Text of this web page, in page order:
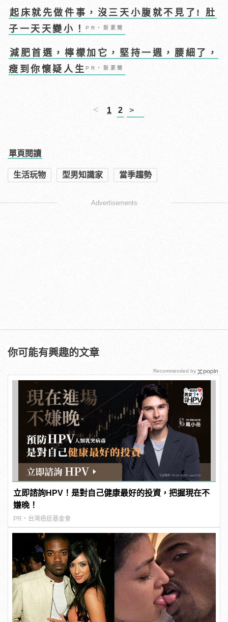
起床就先做件事，沒三天小腹就不見了! 肚
子一天天變小！PR・新素簡
減肥首選，檸檬加它，堅持一週，腰細了，
瘦到你懷疑人生PR・新素簡
< 1 2 >
單頁閱讀
生活玩物 型男知識家 當季趨勢
Advertisements
你可能有興趣的文章
立即諮詢HPV！是對自己健康最好的投資，把握現在不
嫌晚！
PR・台灣癌症基金會
Recommended by